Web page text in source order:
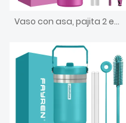
Vaso con asa, pajita 2 en 1 y tapa para sorber, a prueba de fugas, apto para lavavajillas, taza de café de viaje de acero inoxidable aislada, mantiene el frío durante 34 horas